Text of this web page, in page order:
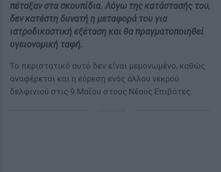
πέταξαν στα σκουπίδια. Λόγω της κατάστασής του,
δεν κατέστη δυνατή η μεταφορά του για
ιατροδικαστική εξέταση και θα πραγματοποιηθεί
υγειονομική ταφή.
Το περιστατικό αυτό δεν είναι μεμονωμένο, καθώς
αναφέρεται και η εύρεση ενός άλλου νεκρού
δελφινιού στις 9 Μαΐου στους Νέους Επιβάτες.